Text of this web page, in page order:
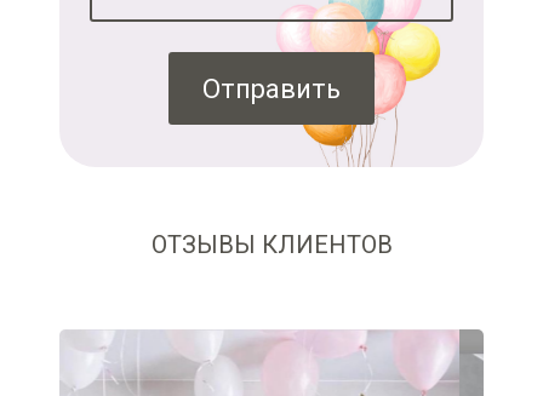
Отправить
ОТЗЫВЫ КЛИЕНТОВ